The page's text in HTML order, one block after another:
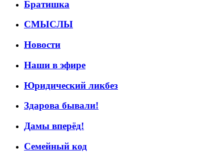
Братишка
СМЫСЛЫ
Новости
Наши в эфире
Юридический ликбез
Здарова бывали!
Дамы вперёд!
Семейный код